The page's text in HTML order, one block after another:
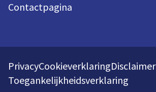
Contactpagina
PrivacyCookieverklaringDisclaimer
Toegankelijkheidsverklaring